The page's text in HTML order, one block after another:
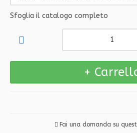
Sfoglia il catalogo completo
Fai una domanda su